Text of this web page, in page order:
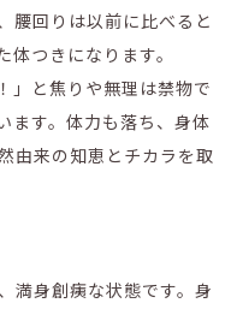
腰回りは以前に比べると
つきになります。
」と焦りや無理は禁物で
ます。体力も落ち、身体
由来の知恵とチカラを取
満身創痍な状態です。身